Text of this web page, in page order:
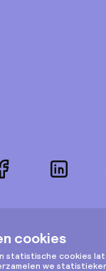
Facebook